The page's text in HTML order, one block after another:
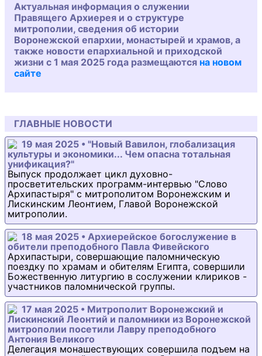
Актуальная информация о служении
Правящего Архиерея и о структуре
митрополии, сведения об истории
Воронежской епархии, монастырей и храмов, а
также новости епархиальной и приходской
жизни с 1 мая 2025 года размещаются на новом
сайте
ГЛАВНЫЕ НОВОСТИ
19 мая 2025 • "Новый Вавилон, глобализация
культуры и экономики... Чем опасна тотальная
унификация?"
Выпуск продолжает цикл духовно-
просветительских программ-интервью "Слово
Архипастыря" с митрополитом Воронежским и
Лискинским Леонтием, Главой Воронежской
митрополии.
18 мая 2025 • Архиерейское богослужение в
обители преподобного Павла Фивейского
Архипастыри, совершающие паломническую
поездку по храмам и обителям Египта, совершили
Божественную литургию в сослужении клириков -
участников паломнической группы.
17 мая 2025 • Митрополит Воронежский и
Лискинский Леонтий и паломники из Воронежской
митрополии посетили Лавру преподобного
Антония Великого
Делегация монашествующих совершила подъем на